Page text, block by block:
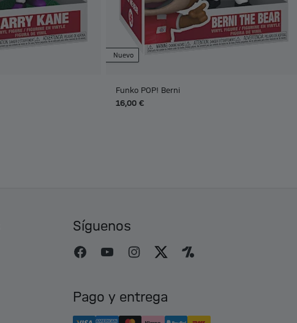
Nuevo
Funko POP! Berni
16,00 €
Síguenos
Pago y entrega